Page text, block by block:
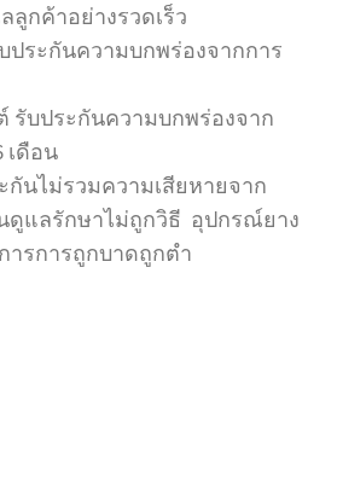
ลูกค้าอย่างรวดเร็ว
ประกันความบกพร่องจากการ
รับประกันความบกพร่องจาก
เดือน
กันไม่รวมความเสียหายจาก
ดูแลรักษาไม่ถูกวิธี อุปกรณ์ยาง
ารการถูกบาดถูกตำ